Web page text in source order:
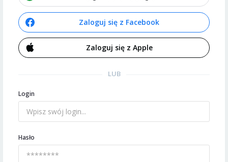
Zaloguj się z Facebook
Zaloguj się z Apple
LUB
Login
Hasło